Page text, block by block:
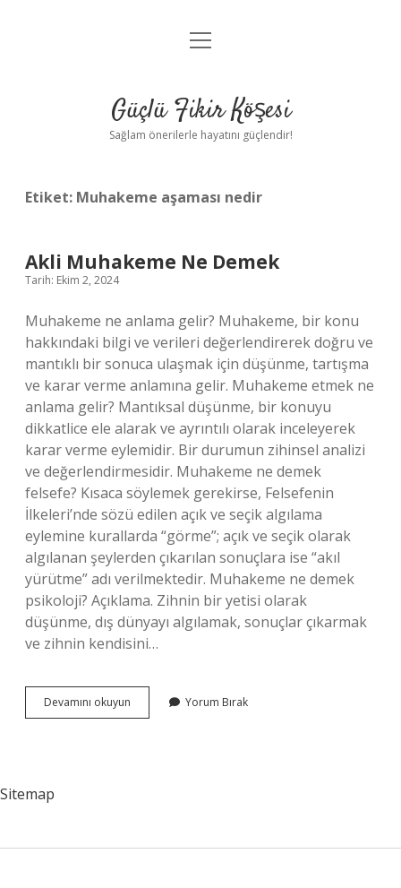
Anasayfa
Yasal Uyarı
menüyü
Güçlü Fikir Köşesi
Sağlam önerilerle hayatını güçlendir!
Etiket: Muhakeme aşaması nedir
Akli Muhakeme Ne Demek
Tarih: Ekim 2, 2024
Muhakeme ne anlama gelir? Muhakeme, bir konu
hakkındaki bilgi ve verileri değerlendirerek doğru ve
mantıklı bir sonuca ulaşmak için düşünme, tartışma
ve karar verme anlamına gelir. Muhakeme etmek ne
anlama gelir? Mantıksal düşünme, bir konuyu
dikkatlice ele alarak ve ayrıntılı olarak inceleyerek
karar verme eylemidir. Bir durumun zihinsel analizi
ve değerlendirmesidir. Muhakeme ne demek
felsefe? Kısaca söylemek gerekirse, Felsefenin
İlkeleri’nde sözü edilen açık ve seçik algılama
eylemine kurallarda “görme”; açık ve seçik olarak
algılanan şeylerden çıkarılan sonuçlara ise “akıl
yürütme” adı verilmektedir. Muhakeme ne demek
psikoloji? Açıklama. Zihnin bir yetisi olarak
düşünme, dış dünyayı algılamak, sonuçlar çıkarmak
ve zihnin kendisini…
Devamını okuyun
Muhakeme
Yorum Bırak
Sitemap